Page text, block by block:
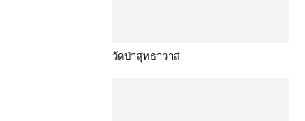
วัดป่าสุทธาวาส